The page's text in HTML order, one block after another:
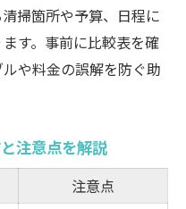
めの比較ポイント
めの注意点
ミから探る
リーニング選び
ング相場早見表
掃箇所や予算、日程に
す。事前に比較表を確
や料金の誤解を防ぐ助
注意点を解説
注意点